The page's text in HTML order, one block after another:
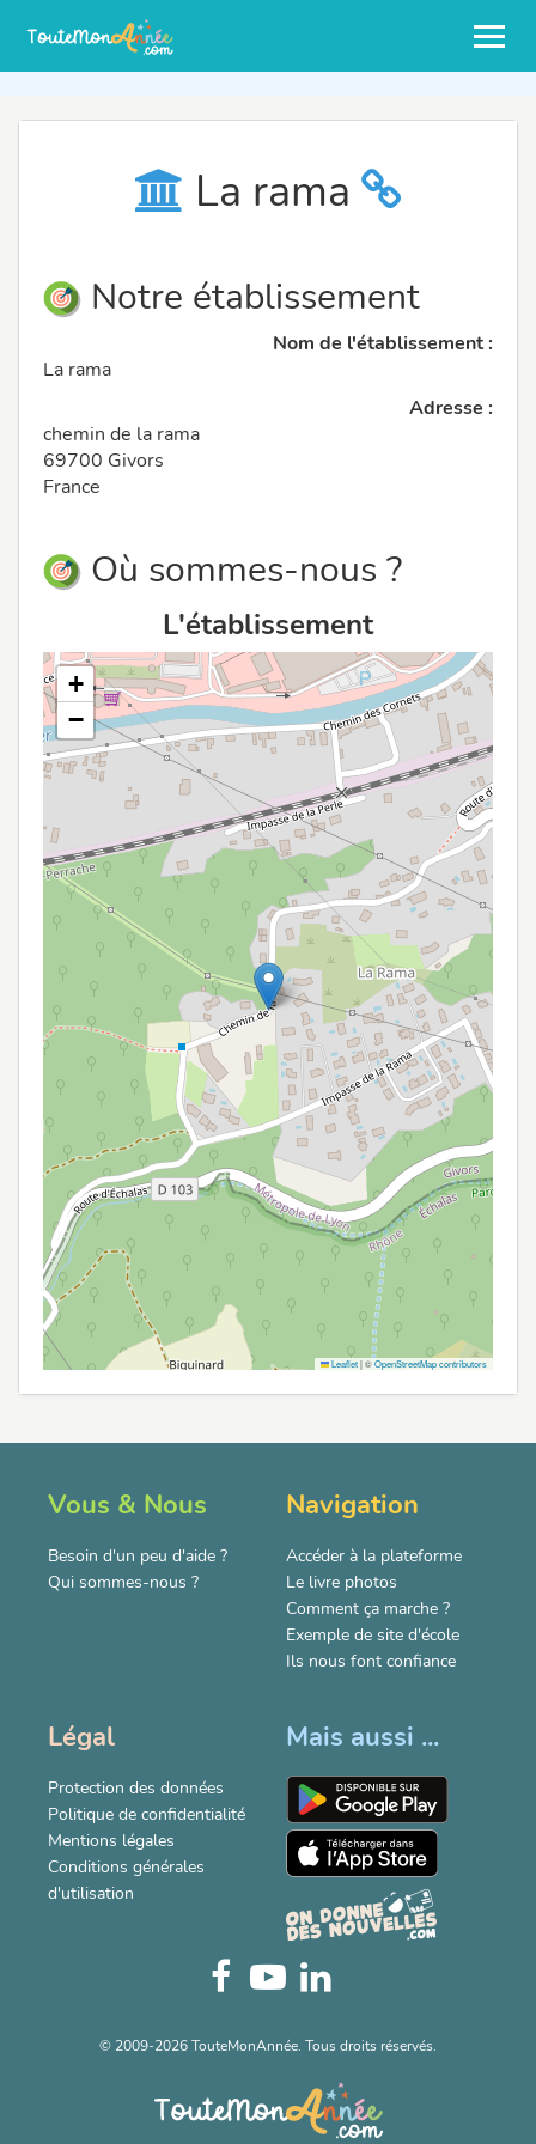
La rama
Notre établissement
Nom de l'établissement :
La rama
Adresse :
chemin de la rama
69700 Givors
France
Où sommes-nous ?
L'établissement
+
−
Leaflet|©OpenStreetMap contributors
Vous & Nous
Besoin d'un peu d'aide ?
Qui sommes-nous ?
Navigation
Accéder à la plateforme
Le livre photos
Comment ça marche ?
Exemple de site d'école
Ils nous font confiance
Légal
Protection des données
Politique de confidentialité
Mentions légales
Conditions générales
d'utilisation
Mais aussi ...
© 2009-2026 TouteMonAnnée. Tous droits réservés.